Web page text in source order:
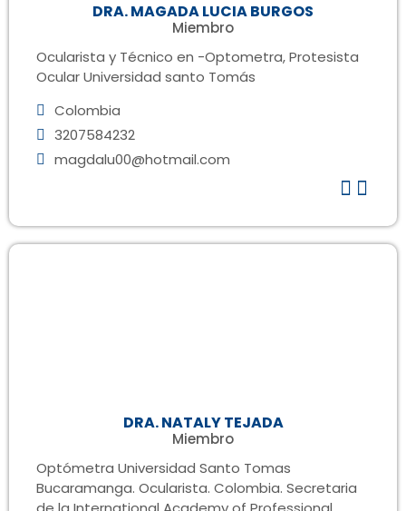
DRA. MAGADA LUCIA BURGOS
Miembro
Ocularista y Técnico en -Optometra, Protesista
Ocular Universidad santo Tomás
Colombia
3207584232
magdalu00@hotmail.com
DRA. NATALY TEJADA
Miembro
Optómetra Universidad Santo Tomas
Bucaramanga. Ocularista. Colombia. Secretaria